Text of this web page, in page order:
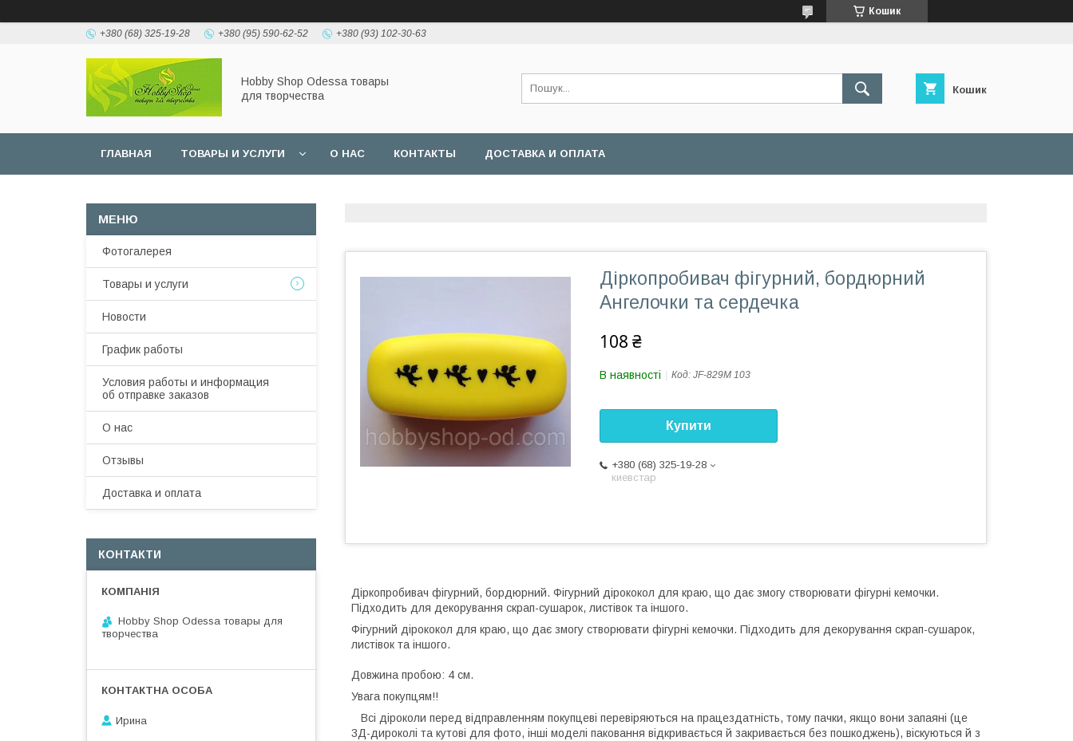
Кошик
+380 (68) 325-19-28 +380 (95) 590-62-52 +380 (93) 102-30-63
Hobbу Shop Odessa товары
для творчества
Кошик
ГЛАВНАЯ ТОВАРЫ И УСЛУГИ О НАС КОНТАКТЫ ДОСТАВКА И ОПЛАТА
Діркопробивач фігурний, бордюрний
Ангелочки та сердечка
108 ₴
В наявності Код: JF-829M 103
Купити
+380 (68) 325-19-28
киевстар
Діркопробивач фігурний, бордюрний. Фігурний дірококол для краю, що дає змогу створювати фігурні кемочки.
Підходить для декорування скрап-сушарок, листівок та іншого.
Фігурний дірококол для краю, що дає змогу створювати фігурні кемочки. Підходить для декорування скрап-сушарок,
листівок та іншого.
Довжина пробою: 4 см.
Увага покупцям!!
Всі діроколи перед відправленням покупцеві перевіряються на працездатність, тому пачки, якщо вони запаяні (це
3Д-дироколі та кутові для фото, інші моделі паковання відкривається й закривається без пошкоджень), віскуються й з
Фотогалерея
Товары и услуги
Новости
График работы
Условия работы и информация
об отправке заказов
О нас
Отзывы
Доставка и оплата
КОНТАКТИ
Hobby Shop Odessa товары для
творчества
Ирина